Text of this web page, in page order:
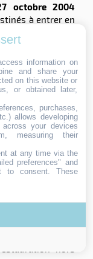
octobre 2004
à entrer en
décembre 2006
de fabrication
en contact
aux matériaux
d’aluminium en
;
et les alliages
Composition
utilisés pour la
au contact
pour
qui le
information on
and share your
on this website or
or obtained later,
purchases,
allows developing
your devices
measuring their
at any time via the
preferences" and
to consent. These